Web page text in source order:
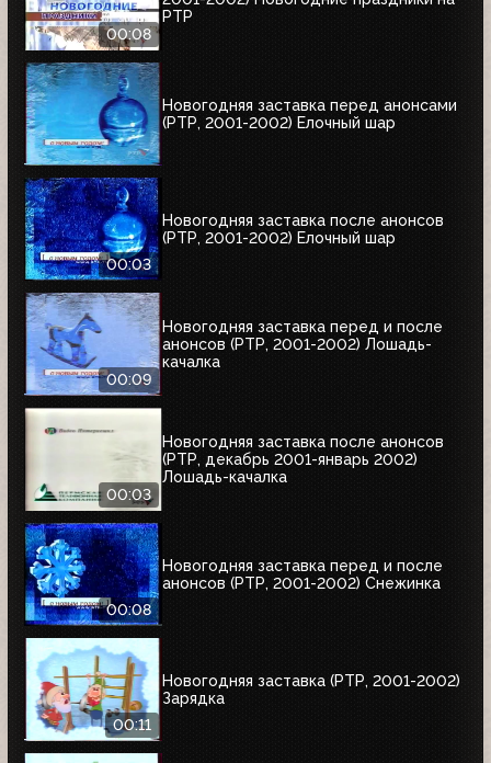
00:08
РТР
Новогодняя заставка перед анонсами
(РТР, 2001-2002) Елочный шар
00:03
Новогодняя заставка после анонсов
(РТР, 2001-2002) Елочный шар
00:09
Новогодняя заставка перед и после
анонсов (РТР, 2001-2002) Лошадь-
качалка
00:03
Новогодняя заставка после анонсов
(РТР, декабрь 2001-январь 2002)
Лошадь-качалка
00:08
Новогодняя заставка перед и после
анонсов (РТР, 2001-2002) Снежинка
00:11
Новогодняя заставка (РТР, 2001-2002)
Зарядка